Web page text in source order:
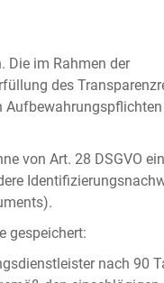
Die im Rahmen der
des
Aufbewahrungspflichten
von Art. 28 DSGVO
gespeichert:
nach 90